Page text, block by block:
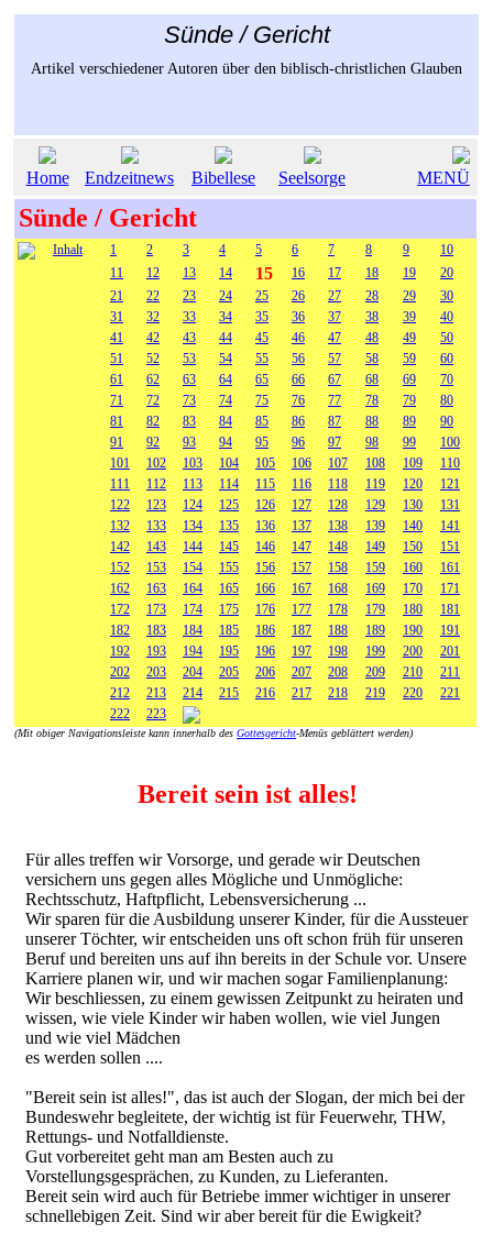
Sünde / Gericht
Artikel verschiedener Autoren über den biblisch-christlichen Glauben
Home Endzeitnews Bibellese Seelsorge MENÜ
Sünde / Gericht
Inhalt 1 2 3 4 5 6 7 8 9
10
11
12 13 14 15 16 17 18 19
20
21
22 23 24 25 26 27 28 29
30
31
32 33 34 35 36 37 38 39
40
41
42 43 44 45 46 47 48 49
50
51
52 53 54 55 56 57 58 59
60
61
62 63 64 65 66 67 68 69
70
71
72 73 74 75 76 77 78 79
80
81
82 83 84 85 86 87 88 89
90
91
92 93 94 95 96 97 98 99
100
101
102 103 104 105 106 107 108 109
110
111
112 113 114 115 116 118 119 120
121
122
123 124 125 126 127 128 129 130
131
132
133 134 135 136 137 138 139 140
141
142
143 144 145 146 147 148 149 150
151
152
153 154 155 156 157 158 159 160
161
162
163 164 165 166 167 168 169 170
171
172
173 174 175 176 177 178 179 180
181
182
183 184 185 186 187 188 189 190
191
192
193 194 195 196 197 198 199 200
201
202
203 204 205 206 207 208 209 210
211
212
213 214 215 216 217 218 219 220
221
222
223
(Mit obiger Navigationsleiste kann innerhalb des Gottesgericht-Menüs geblättert werden)
Bereit sein ist alles!
Für alles treffen wir Vorsorge, und gerade wir Deutschen
versichern uns gegen alles Mögliche und Unmögliche:
Rechtsschutz, Haftpflicht, Lebensversicherung ...
Wir sparen für die Ausbildung unserer Kinder, für die Aussteuer
unserer Töchter, wir entscheiden uns oft schon früh für unseren
Beruf und bereiten uns auf ihn bereits in der Schule vor. Unsere
Karriere planen wir, und wir machen sogar Familienplanung:
Wir beschliessen, zu einem gewissen Zeitpunkt zu heiraten und
wissen, wie viele Kinder wir haben wollen, wie viel Jungen
und wie viel Mädchen
es werden sollen ....
"Bereit sein ist alles!", das ist auch der Slogan, der mich bei der
Bundeswehr begleitete, der wichtig ist für Feuerwehr, THW,
Rettungs- und Notfalldienste.
Gut vorbereitet geht man am Besten auch zu
Vorstellungsgesprächen, zu Kunden, zu Lieferanten.
Bereit sein wird auch für Betriebe immer wichtiger in unserer
schnellebigen Zeit. Sind wir aber bereit für die Ewigkeit?